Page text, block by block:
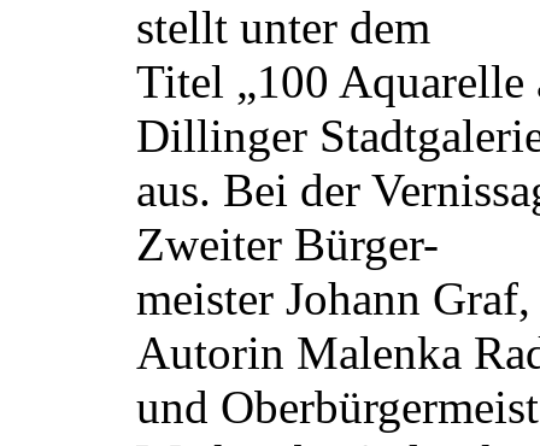
stellt unter dem
Titel „100 Aquarelle
Dillinger
aus. Bei der
Zweiter Bürger-
meister Johann
Autorin Malenka
und